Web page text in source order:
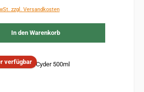
zzgl. Versandkosten
In den Warenkorb
verfügbar